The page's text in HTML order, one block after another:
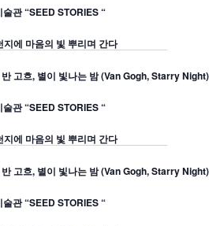
관 “SEED STORIES “
지에 마음의 빛 뿌리며 간다
고흐, 별이 빛나는 밤 (Van Gogh, Starry Night)
관 “SEED STORIES “
지에 마음의 빛 뿌리며 간다
고흐, 별이 빛나는 밤 (Van Gogh, Starry Night)
관 “SEED STORIES “